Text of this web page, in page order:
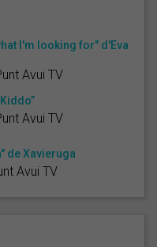
I'm looking for" d'Eva
Avui TV
Avui TV
de Xavieruga
Avui TV